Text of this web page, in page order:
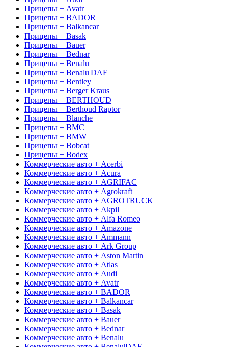
Прицепы + Avatr
Прицепы + BADOR
Прицепы + Balkancar
Прицепы + Basak
Прицепы + Bauer
Прицепы + Bednar
Прицепы + Benalu
Прицепы + Benalu|DAF
Прицепы + Bentley
Прицепы + Berger Kraus
Прицепы + BERTHOUD
Прицепы + Berthoud Raptor
Прицепы + Blanche
Прицепы + BMC
Прицепы + BMW
Прицепы + Bobcat
Прицепы + Bodex
Коммерческие авто + Acerbi
Коммерческие авто + Acura
Коммерческие авто + AGRIFAC
Коммерческие авто + Agrokraft
Коммерческие авто + AGROTRUCK
Коммерческие авто + Akpil
Коммерческие авто + Alfa Romeo
Коммерческие авто + Amazone
Коммерческие авто + Ammann
Коммерческие авто + Ark Group
Коммерческие авто + Aston Martin
Коммерческие авто + Atlas
Коммерческие авто + Audi
Коммерческие авто + Avatr
Коммерческие авто + BADOR
Коммерческие авто + Balkancar
Коммерческие авто + Basak
Коммерческие авто + Bauer
Коммерческие авто + Bednar
Коммерческие авто + Benalu